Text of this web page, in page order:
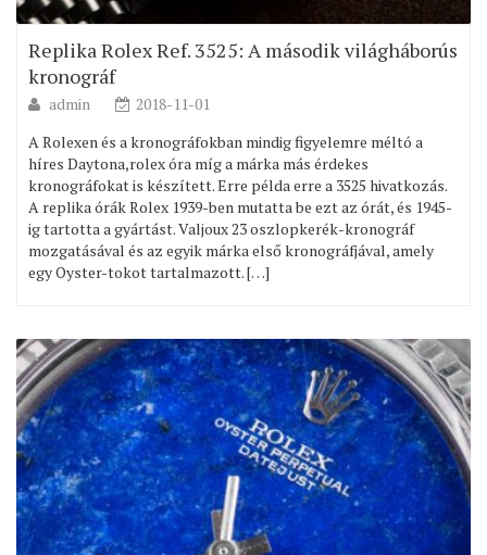
Replika Rolex Ref. 3525: A második világháborús
kronográf
admin
2018-11-01
A Rolexen és a kronográfokban mindig figyelemre méltó a
híres Daytona,rolex óra míg a márka más érdekes
kronográfokat is készített. Erre példa erre a 3525 hivatkozás.
A replika órák Rolex 1939-ben mutatta be ezt az órát, és 1945-
ig tartotta a gyártást. Valjoux 23 oszlopkerék-kronográf
mozgatásával és az egyik márka első kronográfjával, amely
egy Oyster-tokot tartalmazott. […]